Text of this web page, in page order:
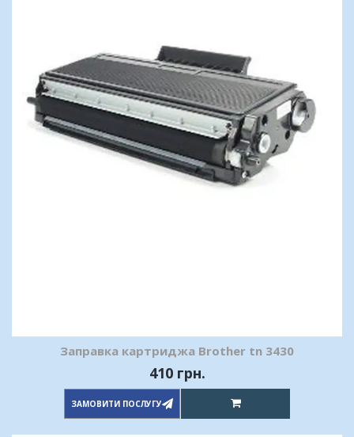
Заправка картриджа Brother tn 3430
410 грн.
ЗАМОВИТИ ПОСЛУГУ